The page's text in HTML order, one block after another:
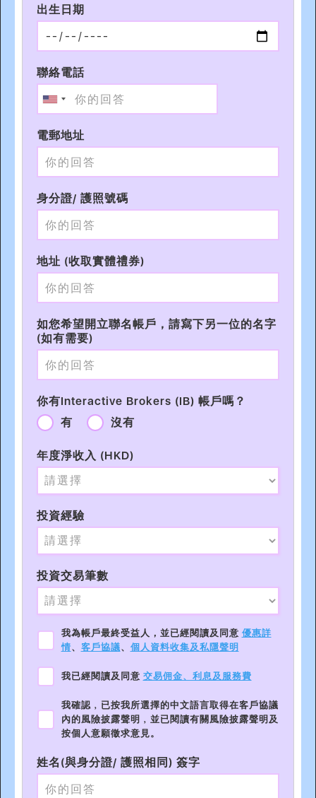
出生日期
聯絡電話
電郵地址
身分證/ 護照號碼
地址 (收取實體禮券)
如您希望開立聯名帳戶，請寫下另一位的名字
(如有需要)
你有Interactive Brokers (IB) 帳戶嗎？
有
沒有
年度淨收入 (HKD)
投資經驗
投資交易筆數
我為帳戶最終受益人，並已經閱讀及同意 優惠詳
情、 客戶協議、 個人資料收集及私隱聲明
我已經閱讀及同意 交易佣金、利息及服務費
我確認﹐已按我所選擇的中文語言取得在客戶協議
內的風險披露聲明﹐並已閱讀有關風險披露聲明及
按個人意願徵求意見。
姓名(與身分證/ 護照相同) 簽字